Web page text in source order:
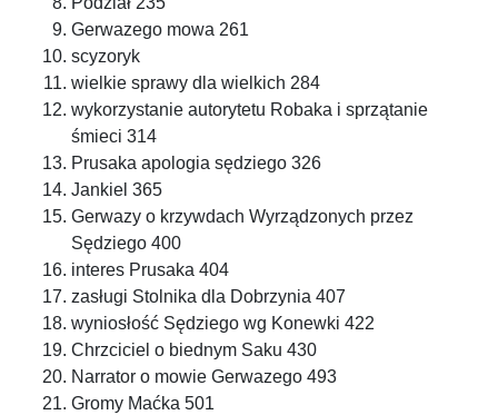
Gerwazego mowa 261
scyzoryk
wielkie sprawy dla wielkich 284
wykorzystanie autorytetu Robaka i sprzątanie
śmieci 314
Prusaka apologia sędziego 326
Jankiel 365
Gerwazy o krzywdach Wyrządzonych przez
Sędziego 400
interes Prusaka 404
zasługi Stolnika dla Dobrzynia 407
wyniosłość Sędziego wg Konewki 422
Chrzciciel o biednym Saku 430
Narrator o mowie Gerwazego 493
Gromy Maćka 501